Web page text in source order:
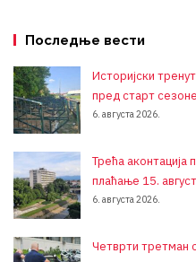
Последње вести
Историјски
пред старт сезоне
6. августа 2026.
Трећа аконтација
плаћање 15.
6. августа 2026.
Четврти третман